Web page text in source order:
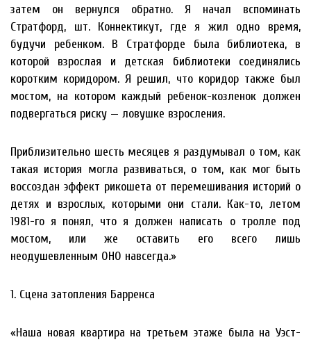
затем он вернулся обратно. Я начал вспоминать
Стратфорд, шт. Коннектикут, где я жил одно время,
будучи ребенком. В Стратфорде была библиотека, в
которой взрослая и детская библиотеки соединялись
коротким коридором. Я решил, что коридор также был
мостом, на котором каждый ребенок-козленок должен
подвергаться риску — ловушке взросления.
Приблизительно шесть месяцев я раздумывал о том, как
такая история могла развиваться, о том, как мог быть
воссоздан эффект рикошета от перемешивания историй о
детях и взрослых, которыми они стали. Как-то, летом
1981-го я понял, что я должен написать о тролле под
мостом, или же оставить его всего лишь
неодушевленным ОНО навсегда.»
1. Сцена затопления Барренса
«Наша новая квартира на третьем этаже была на Уэст-